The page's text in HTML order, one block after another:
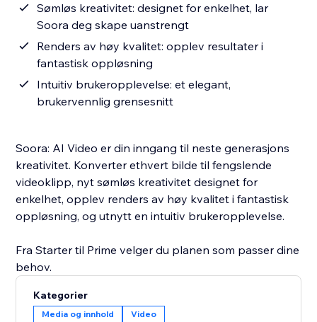
Sømløs kreativitet: designet for enkelhet, lar
Soora deg skape uanstrengt
Renders av høy kvalitet: opplev resultater i
fantastisk oppløsning
Intuitiv brukeropplevelse: et elegant,
brukervennlig grensesnitt
Soora: AI Video er din inngang til neste generasjons
kreativitet. Konverter ethvert bilde til fengslende
videoklipp, nyt sømløs kreativitet designet for
enkelhet, opplev renders av høy kvalitet i fantastisk
oppløsning, og utnytt en intuitiv brukeropplevelse.
Fra Starter til Prime velger du planen som passer dine
behov.
Kategorier
Media og innhold Video